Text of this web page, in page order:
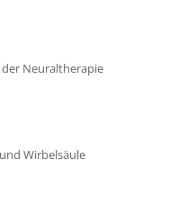
Neuraltherapie
Wirbelsäule